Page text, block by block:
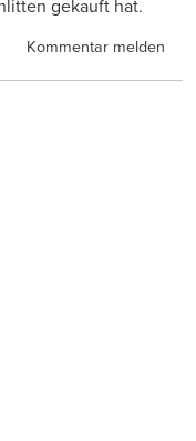
gekauft hat.
Kommentar melden